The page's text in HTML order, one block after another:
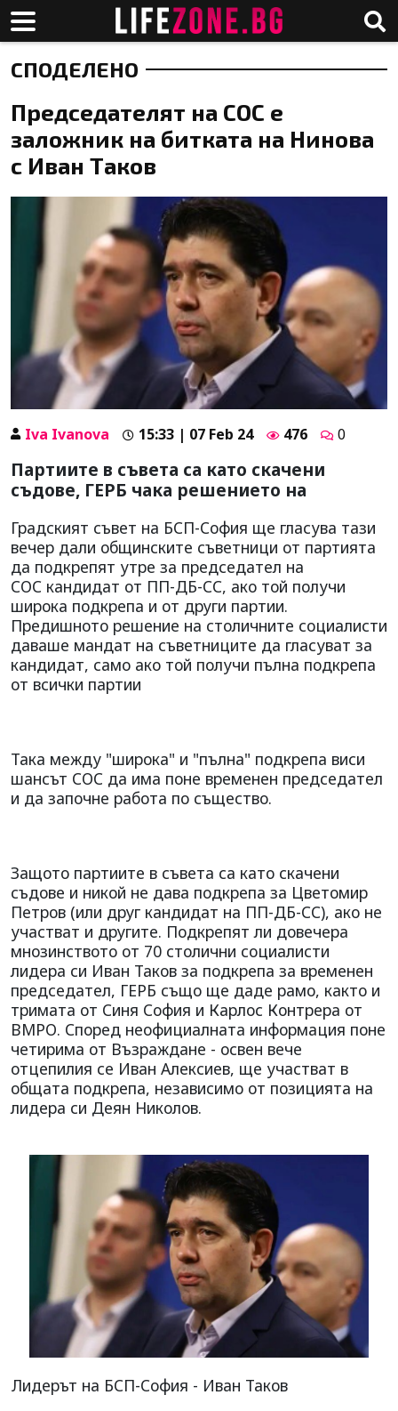
СПОДЕЛЕНО
Председателят на СОС е
заложник на битката на Нинова
с Иван Таков
Iva Ivanova 15:33 | 07 Feb 24 476 0
Партиите в съвета са като скачени
съдове, ГЕРБ чака решението на
Градският съвет на БСП-София ще гласува тази
вечер дали общинските съветници от партията
да подкрепят утре за председател на
СОС кандидат от ПП-ДБ-СС, ако той получи
широка подкрепа и от други партии.
Предишното решение на столичните социалисти
даваше мандат на съветниците да гласуват за
кандидат, само ако той получи пълна подкрепа
от всички партии
Така между "широка" и "пълна" подкрепа виси
шансът СОС да има поне временен председател
и да започне работа по същество.
Защото партиите в съвета са като скачени
съдове и никой не дава подкрепа за Цветомир
Петров (или друг кандидат на ПП-ДБ-СС), ако не
участват и другите. Подкрепят ли довечера
мнозинството от 70 столични социалисти
лидера си Иван Таков за подкрепа за временен
председател, ГЕРБ също ще даде рамо, както и
тримата от Синя София и Карлос Контрера от
ВМРО. Според неофициалната информация поне
четирима от Възраждане - освен вече
отцепилия се Иван Алексиев, ще участват в
общата подкрепа, независимо от позицията на
лидера си Деян Николов.
Лидерът на БСП-София - Иван Таков